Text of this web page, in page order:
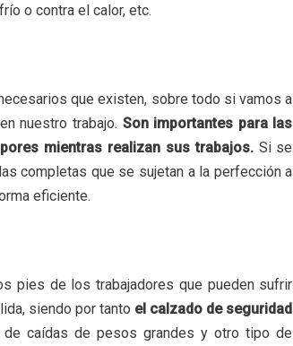
o contra el calor, etc.
que existen, sobre todo si vamos a
nuestro trabajo. Son importantes para las
mientras realizan sus trabajos.Si se
completas que se sujetan a la perfección a
eficiente.
pies de los trabajadores que pueden sufrir
siendo por tanto el calzado de seguridad
de caídas de pesos grandes y otro tipo de